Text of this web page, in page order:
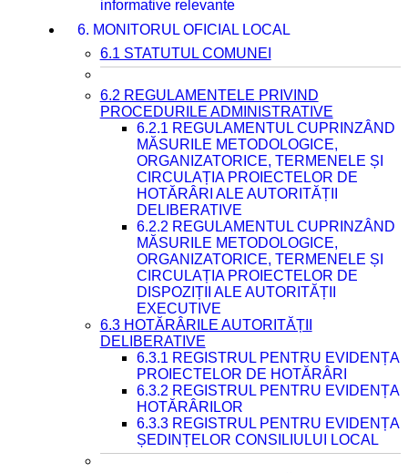
informative relevante
6. MONITORUL OFICIAL LOCAL
6.1 STATUTUL COMUNEI
6.2 REGULAMENTELE PRIVIND
PROCEDURILE ADMINISTRATIVE
6.2.1 REGULAMENTUL CUPRINZÂND
MĂSURILE METODOLOGICE,
ORGANIZATORICE, TERMENELE ȘI
CIRCULAȚIA PROIECTELOR DE
HOTĂRÂRI ALE AUTORITĂȚII
DELIBERATIVE
6.2.2 REGULAMENTUL CUPRINZÂND
MĂSURILE METODOLOGICE,
ORGANIZATORICE, TERMENELE ȘI
CIRCULAȚIA PROIECTELOR DE
DISPOZIȚII ALE AUTORITĂȚII
EXECUTIVE
6.3 HOTĂRÂRILE AUTORITĂȚII
DELIBERATIVE
6.3.1 REGISTRUL PENTRU EVIDENȚA
PROIECTELOR DE HOTĂRÂRI
6.3.2 REGISTRUL PENTRU EVIDENȚA
HOTĂRÂRILOR
6.3.3 REGISTRUL PENTRU EVIDENȚA
ȘEDINȚELOR CONSILIULUI LOCAL